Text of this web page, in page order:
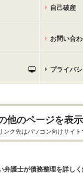
自己破産
お問い合
プライバ
他のページを表
ンク先はパソコン向けサイト
弁護士が債務整理を詳し